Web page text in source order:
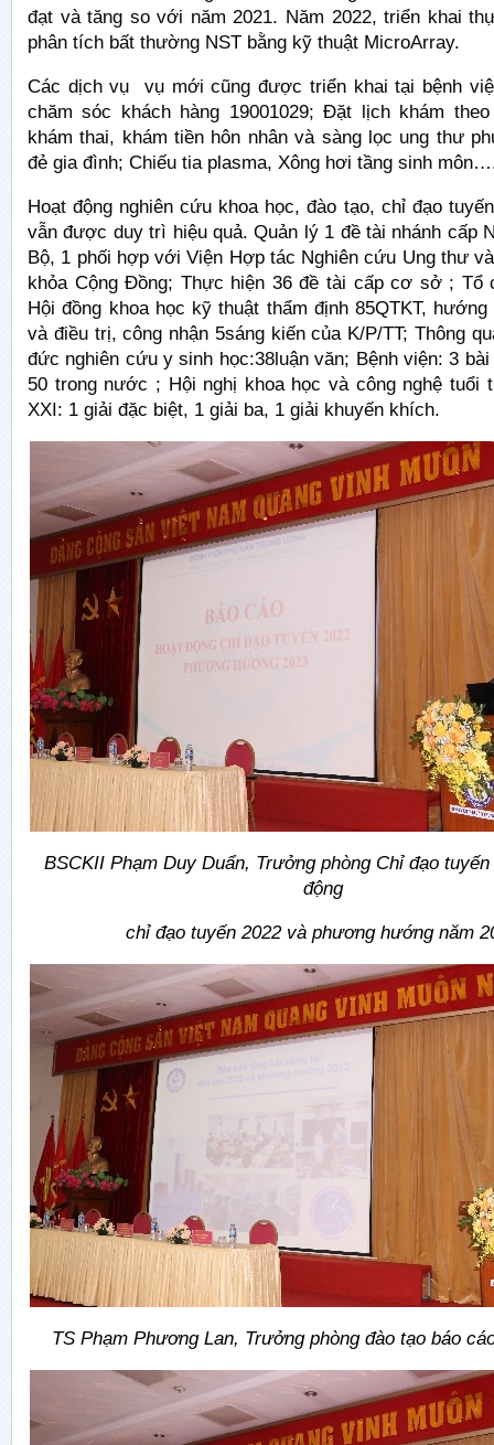
đạt và tăng so với năm 2021. Năm 2022, triển khai
phân tích bất thường NST bằng kỹ thuật MicroArray.
Các dịch vụ vụ mới cũng được triển khai tại bệnh
chăm sóc khách hàng 19001029; Đặt lịch khám
khám thai, khám tiền hôn nhân và sàng lọc ung thư
đẻ gia đình; Chiếu tia plasma, Xông hơi tầng sinh
Hoạt động nghiên cứu khoa học, đào tạo, chỉ đạo
vẫn được duy trì hiệu quả. Quản lý 1 đề tài nhánh cấp
Bộ, 1 phối hợp với Viện Hợp tác Nghiên cứu Ung thư
khỏa Cộng Đồng; Thực hiện 36 đề tài cấp cơ sở ; Tổ
Hội đồng khoa học kỹ thuật thẩm định 85QTKT, hướng
và điều trị, công nhận 5sáng kiến của K/P/TT; Thông
đức nghiên cứu y sinh học:38luận văn; Bệnh viện: 3
50 trong nước ; Hội nghị khoa học và công nghệ tuổi
XXI: 1 giải đặc biệt, 1 giải ba, 1 giải khuyến khích.
BSCKII Phạm Duy Duẩn, Trưởng phòng Chỉ đạo
động
chỉ đạo tuyến 2022 và phương hướng năm
TS Phạm Phương Lan, Trưởng phòng đào tạo báo